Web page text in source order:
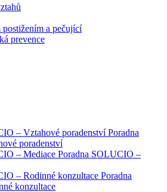
a pečující
prevence
Poradna
poradenství
Poradna SOLUCIO –
Poradna
konzultace